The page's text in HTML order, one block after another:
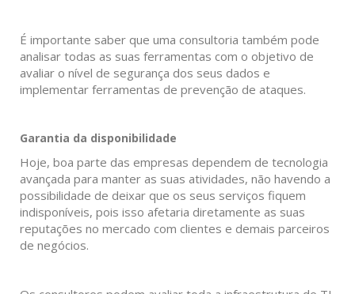
É importante saber que uma consultoria também pode
analisar todas as suas ferramentas com o objetivo de
avaliar o nível de segurança dos seus dados e
implementar ferramentas de prevenção de ataques.
Garantia da disponibilidade
Hoje, boa parte das empresas dependem de tecnologia
avançada para manter as suas atividades, não havendo a
possibilidade de deixar que os seus serviços fiquem
indisponíveis, pois isso afetaria diretamente as suas
reputações no mercado com clientes e demais parceiros
de negócios.